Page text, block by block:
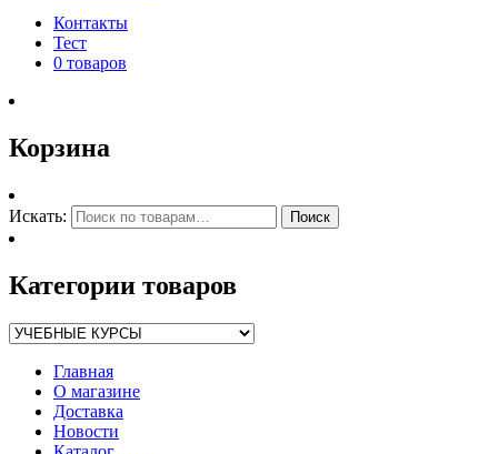
Контакты
Тест
0 товаров
Корзина
Искать: Поиск
Категории товаров
Главная
О магазине
Доставка
Новости